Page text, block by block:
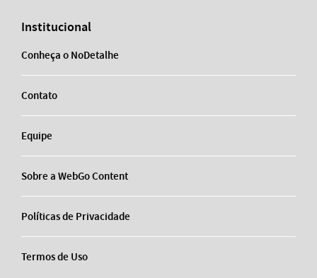
Institucional
Conheça o NoDetalhe
Contato
Equipe
Sobre a WebGo Content
Políticas de Privacidade
Termos de Uso